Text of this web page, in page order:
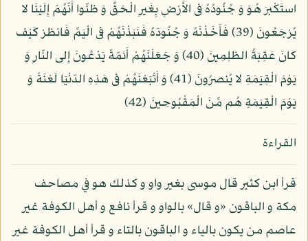
استَكْبرَ هُوَ وَ جُنُودُهُ فى الأَرْضِ بِغَيرِ الْحَقِّ وَ ظنّوا أَنّهُمْ إِلَيْنَا لا
يُرْجَعُونَ (39) فَأَخَذْنَهُ وَ جُنُودَهُ فَنَبَذْنَهُمْ فى الْيَمِّ فَانظرْ كَيْف
كانَ عَقِبَةُ الظلِمِينَ (40) وَ جَعَلْنَهُمْ أَئمّةً يَدْعُونَ إِلى النّارِ وَ
يَوْمَ الْقِيَمَةِ لا يُنصرُونَ (41) وَ أَتْبَعْنَهُمْ فى هَذِهِ الدّنْيَا لَعْنَةً وَ
يَوْمَ الْقِيَمَةِ هُم مِّنَ الْمَقْبُوحِينَ (42)
القراءة
قرأ ابن كثير قال موسى بغير واو و كذلك هو في مصاحف
مكة و الباقون «و قال» بالواو و قرأ نافع و أهل الكوفة غير
عاصم من يكون بالياء و الباقون بالتاء و قرأ أهل الكوفة غير